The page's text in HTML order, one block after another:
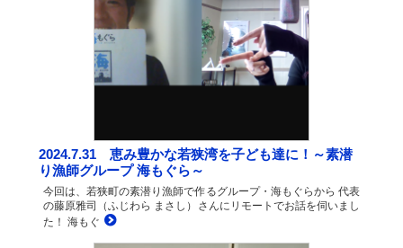
2024.7.31 恵み豊かな若狭湾を子ども達に！～素潜
り漁師グループ 海もぐら～
今回は、若狭町の素潜り漁師で作るグループ・海もぐらから 代表
の藤原雅司（ふじわら まさし）さんにリモートでお話を伺いまし
た！ 海もぐ